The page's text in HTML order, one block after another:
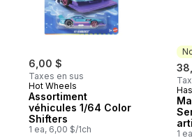
6,00 $
Taxes en sus
Hot Wheels
Assortiment
véhicules 1/64 Color
Shifters
1 ea, 6,00 $/1ch 1